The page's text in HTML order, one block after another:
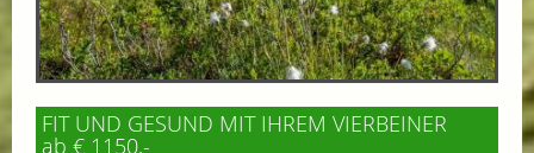
FIT UND GESUND MIT IHREM VIERBEINER
ab € 1150,-